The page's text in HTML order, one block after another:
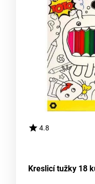
4.8
Kreslicí tužky 18